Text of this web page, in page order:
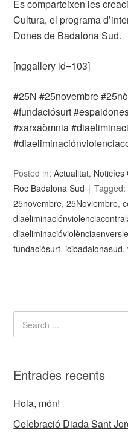
Es comparteixen les
Cultura, el programa
Dones de Badalona Sud.
[nggallery id=103]
#25N #25novembre
#fundaciósurt
#xarxaòmnia
Posted in:Actualitat, Noticíes
Roc Badalona Sud
Tagged:
25novembre,25Noviembre,
fundaciósurt,icibadalonasud,
Entrades recents
Hola, món!
Celebració Diada Sant